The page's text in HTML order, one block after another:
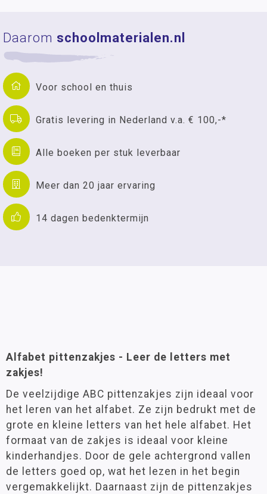
Daarom schoolmaterialen.nl
Voor school en thuis
Gratis levering in Nederland v.a. € 100,-*
Alle boeken per stuk leverbaar
Meer dan 20 jaar ervaring
14 dagen bedenktermijn
Alfabet pittenzakjes - Leer de letters met
zakjes!
De veelzijdige ABC pittenzakjes zijn ideaal voor
het leren van het alfabet. Ze zijn bedrukt met de
grote en kleine letters van het hele alfabet. Het
formaat van de zakjes is ideaal voor kleine
kinderhandjes. Door de gele achtergrond vallen
de letters goed op, wat het lezen in het begin
vergemakkelijkt. Daarnaast zijn de pittenzakjes